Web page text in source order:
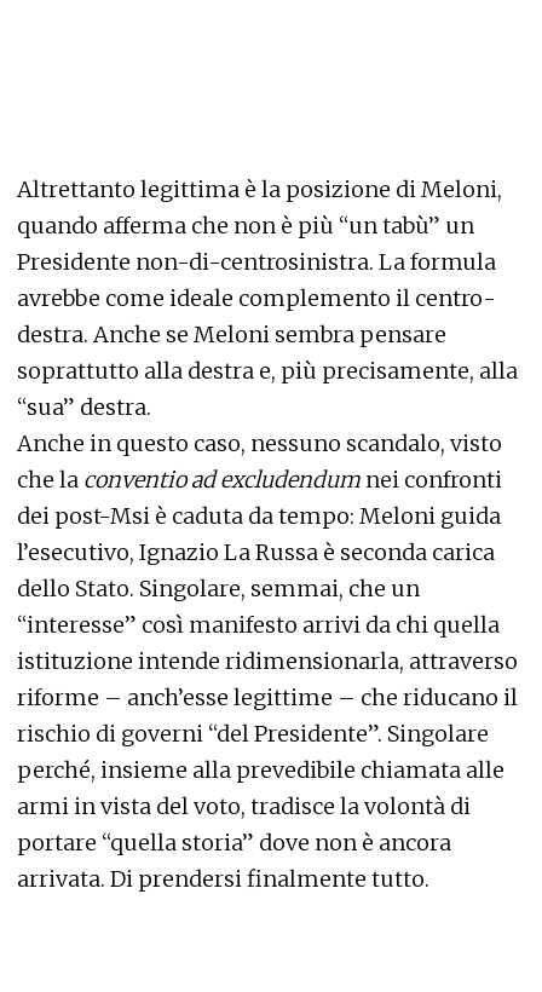
Altrettanto legittima è la posizione di Meloni,
quando afferma che non è più “un tabù” un
Presidente non-di-centrosinistra. La formula
avrebbe come ideale complemento il centro-
destra. Anche se Meloni sembra pensare
soprattutto alla destra e, più precisamente, alla
“sua” destra.
Anche in questo caso, nessuno scandalo, visto
che la conventio ad excludendum nei confronti
dei post-Msi è caduta da tempo: Meloni guida
l’esecutivo, Ignazio La Russa è seconda carica
dello Stato. Singolare, semmai, che un
“interesse” così manifesto arrivi da chi quella
istituzione intende ridimensionarla, attraverso
riforme – anch’esse legittime – che riducano il
rischio di governi “del Presidente”. Singolare
perché, insieme alla prevedibile chiamata alle
armi in vista del voto, tradisce la volontà di
portare “quella storia” dove non è ancora
arrivata. Di prendersi finalmente tutto.